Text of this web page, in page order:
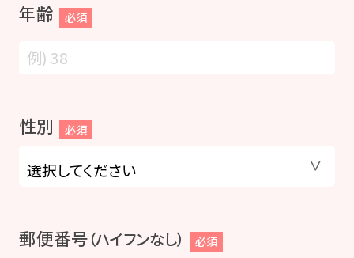
年齢 必須
性別 必須
郵便番号（ハイフンなし） 必須